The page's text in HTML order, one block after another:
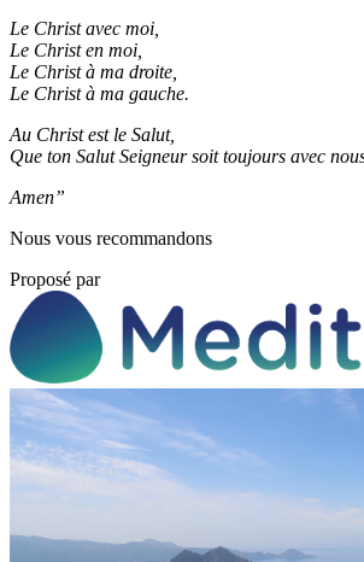
Le Christ avec moi,
Le Christ en moi,
Le Christ à ma droite,
Le Christ à ma gauche.
Au Christ est le Salut,
Que ton Salut Seigneur soit toujours avec
Amen”
Nous vous recommandons
Proposé par